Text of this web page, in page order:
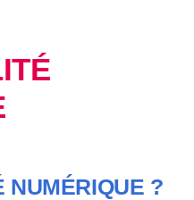
NUMÉRIQUE ?